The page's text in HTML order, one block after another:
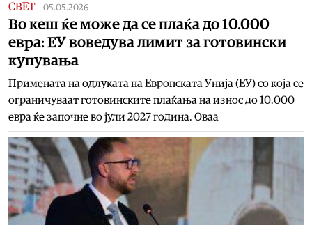
СВЕТ 05.05.2026
Во кеш ќе може да се плаќа до 10.000
евра: ЕУ воведува лимит за готовински
купувања
Примената на одлуката на Европската Унија (ЕУ) со која се
ограничуваат готовинските плаќања на износ до 10.000
евра ќе започне во јули 2027 година. Оваа